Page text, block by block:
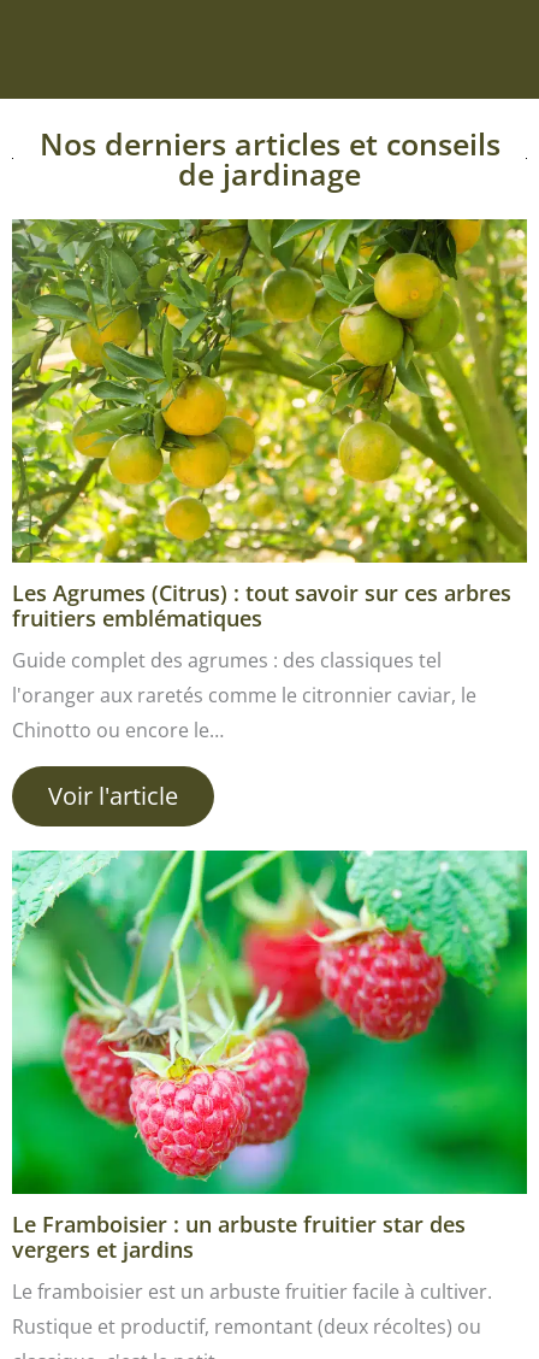
Nos derniers articles et conseils
de jardinage
Les Agrumes (Citrus) : tout savoir sur ces arbres
fruitiers emblématiques
Guide complet des agrumes : des classiques tel
l'oranger aux raretés comme le citronnier caviar, le
Chinotto ou encore le…
Voir l'article
Le Framboisier : un arbuste fruitier star des
vergers et jardins
Le framboisier est un arbuste fruitier facile à cultiver.
Rustique et productif, remontant (deux récoltes) ou